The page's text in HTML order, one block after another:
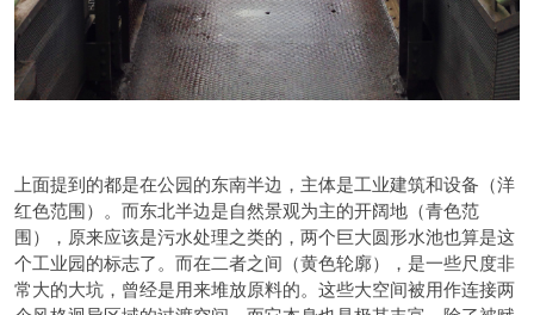
上面提到的都是在公园的东南半边，主体是工业建筑和设备（洋
红色范围）。而东北半边是自然景观为主的开阔地（青色范
围），原来应该是污水处理之类的，两个巨大圆形水池也算是这
个工业园的标志了。而在二者之间（黄色轮廓），是一些尺度非
常大的大坑，曾经是用来堆放原料的。这些大空间被用作连接两